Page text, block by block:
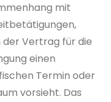
mit
der Vertrag für die
einen
Termin oder
vorsieht. Das